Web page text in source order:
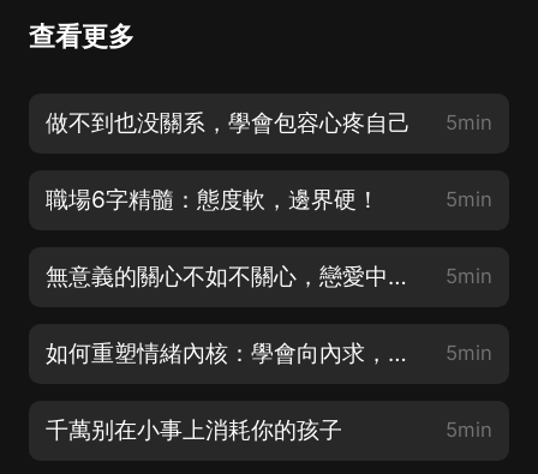
查看更多
做不到也没關系，學會包容心疼自己 5min
職場6字精髓：態度軟，邊界硬！ 5min
無意義的關心不如不關心，戀愛中要這樣表達愛意 5min
如何重塑情緒內核：學會向內求，允許一切發生 5min
千萬别在小事上消耗你的孩子 5min